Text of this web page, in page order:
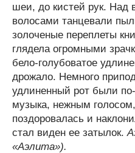
шеи, до кистей рук. Над
волосами танцевали
золоченые переплеты
глядела огромными
бело-голубоватое
дрожало. Немного
удлиненный рот были
музыка, нежным
поздоровалась и
стал виден ее затылок.
«Аэлита»).